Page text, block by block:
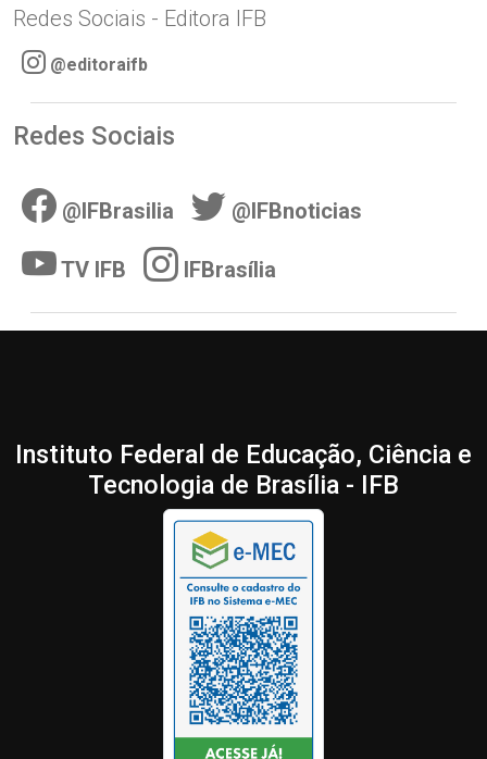
Redes Sociais - Editora IFB
@editoraifb
Redes Sociais
@IFBrasilia @IFBnoticias
TV IFB IFBrasília
Instituto Federal de Educação, Ciência e
Tecnologia de Brasília - IFB